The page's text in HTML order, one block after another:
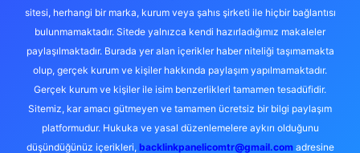
sitesi, herhangi bir marka, kurum veya şahıs şirketi ile hiçbir bağlantısı
bulunmamaktadır. Sitede yalnızca kendi hazırladığımız makaleler
paylaşılmaktadır. Burada yer alan içerikler haber niteliği taşımamakta
olup, gerçek kurum ve kişiler hakkında paylaşım yapılmamaktadır.
Gerçek kurum ve kişiler ile isim benzerlikleri tamamen tesadüfidir.
Sitemiz, kar amacı gütmeyen ve tamamen ücretsiz bir bilgi paylaşım
platformudur. Hukuka ve yasal düzenlemelere aykırı olduğunu
düşündüğünüz içerikleri, backlinkpanelicomtr@gmail.comadresine